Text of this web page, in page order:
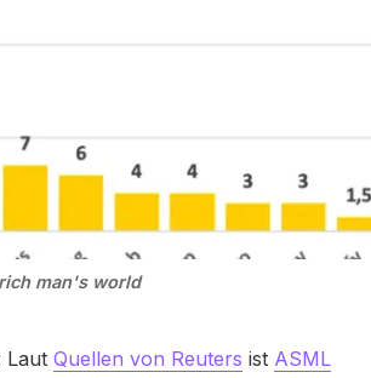
man's world
Laut Quellen von Reuters ist ASML